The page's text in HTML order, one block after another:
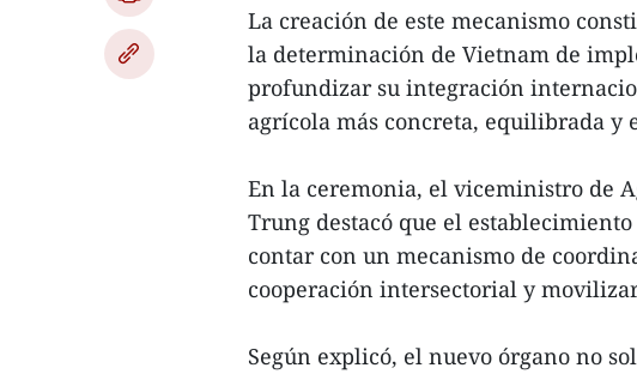
La creación de este mecanismo
la determinación de Vietnam de
profundizar su integración
agrícola más concreta, equilibrada y
En la ceremonia, el viceministro de
Trung destacó que el
contar con un mecanismo de
cooperación intersectorial y
Según explicó, el nuevo órgano no